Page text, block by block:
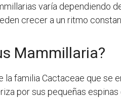
varía dependiendo
crecer a un ritmo
Mammillaria?
la familia Cactaceae que se
por sus pequeñas